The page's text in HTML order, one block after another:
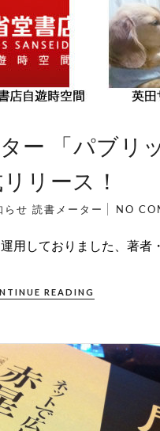
ー 「パブ
リース！
らせ 読書メーター NO
用しておりました、著者
READING